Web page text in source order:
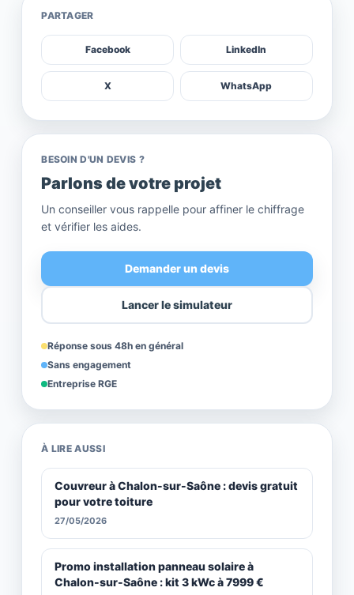
PARTAGER
Facebook LinkedIn
X WhatsApp
BESOIN D'UN DEVIS ?
Parlons de votre projet
Un conseiller vous rappelle pour affiner le chiffrage
et vérifier les aides.
Demander un devis
Lancer le simulateur
Réponse sous 48h en général
Sans engagement
Entreprise RGE
À LIRE AUSSI
Couvreur à Chalon-sur-Saône : devis gratuit
pour votre toiture
27/05/2026
Promo installation panneau solaire à
Chalon-sur-Saône : kit 3 kWc à 7999 €